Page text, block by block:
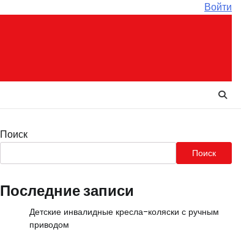
Войти
Поиск
Поиск
Последние записи
Детские инвалидные кресла-коляски с ручным
приводом